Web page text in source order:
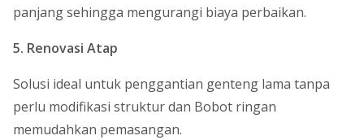
panjang sehingga mengurangi biaya perbaikan.
5. Renovasi Atap
Solusi ideal untuk penggantian genteng lama tanpa
perlu modifikasi struktur dan Bobot ringan
memudahkan pemasangan.